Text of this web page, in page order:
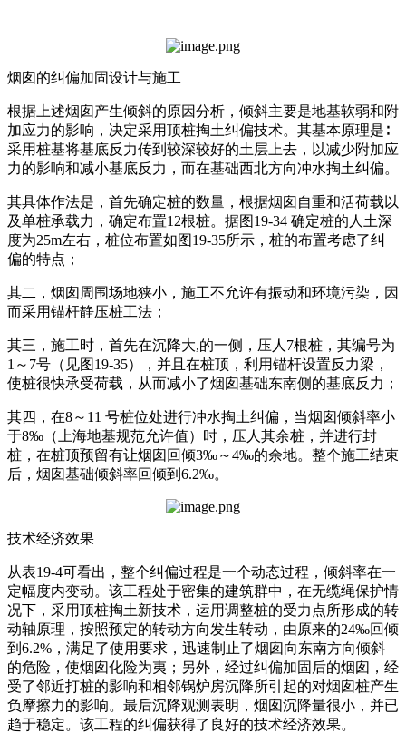
烟囱的纠偏加固设计与施工
根据上述烟囱产生倾斜的原因分析，倾斜主要是地基软弱和附
加应力的影响，决定采用顶桩掏土纠偏技术。其基本原理是∶
采用桩基将基底反力传到较深较好的土层上去，以减少附加应
力的影响和减小基底反力，而在基础西北方向冲水掏土纠偏。
其具体作法是，首先确定桩的数量，根据烟囱自重和活荷载以
及单桩承载力，确定布置12根桩。据图19-34 确定桩的人土深
度为25m左右，桩位布置如图19-35所示，桩的布置考虑了纠
偏的特点；
其二，烟囱周围场地狭小，施工不允许有振动和环境污染，因
而采用锚杆静压桩工法；
其三，施工时，首先在沉降大,的一侧，压人7根桩，其编号为
1～7号（见图19-35），并且在桩顶，利用锚杆设置反力梁，
使桩很快承受荷载，从而减小了烟囱基础东南侧的基底反力；
其四，在8～11 号桩位处进行冲水掏土纠偏，当烟囱倾斜率小
于8‰（上海地基规范允许值）时，压人其余桩，并进行封
桩，在桩顶预留有让烟囱回倾3‰～4‰的余地。整个施工结束
后，烟囱基础倾斜率回倾到6.2‰。
技术经济效果
从表19-4可看出，整个纠偏过程是一个动态过程，倾斜率在一
定幅度内变动。该工程处于密集的建筑群中，在无缆绳保护情
况下，采用顶桩掏土新技术，运用调整桩的受力点所形成的转
动轴原理，按照预定的转动方向发生转动，由原来的24‰回倾
到6.2%，满足了使用要求，迅速制止了烟囱向东南方向倾斜
的危险，使烟囱化险为夷；另外，经过纠偏加固后的烟囱，经
受了邻近打桩的影响和相邻锅炉房沉降所引起的对烟囱桩产生
负摩擦力的影响。最后沉降观测表明，烟囱沉降量很小，并已
趋于稳定。该工程的纠偏获得了良好的技术经济效果。